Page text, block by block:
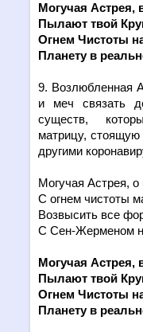
Могучая Астрея,
Пылают твой
Огнем Чистоты
Планету в
9. Возлюбленная
и меч связать
существ,
матрицу, стоящую
другими
Могучая Астрея,
С огнем чистоты
Возвысить все
С Сен-Жерменом
Могучая Астрея,
Пылают твой
Огнем Чистоты
Планету в